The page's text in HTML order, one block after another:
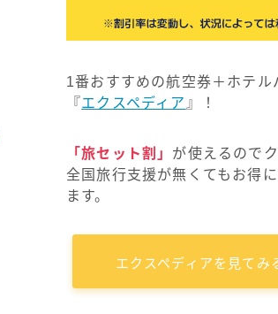
1番おすすめの航空券＋ホテル
『エクスペディア 』！
「旅セット割」 が使えるので
全国旅行支援が無くてもお得
ます。
エクスペディアを見てみ